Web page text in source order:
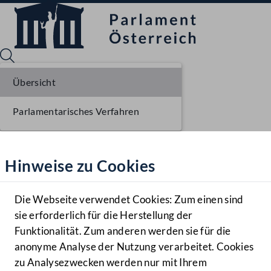
Hilfe
Benutzer
Navigationsmenü öffnen
MENÜ
Hinweise zu Cookies
Die Webseite verwendet Cookies: Zum einen sind
sie erforderlich für die Herstellung der
Funktionalität. Zum anderen werden sie für die
anonyme Analyse der Nutzung verarbeitet. Cookies
zu Analysezwecken werden nur mit Ihrem
Übersicht
Parlamentarisches Verfahren